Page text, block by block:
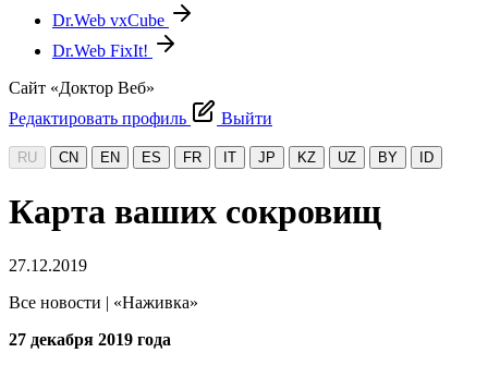
Dr.Web vxCube
Dr.Web FixIt!
Сайт «Доктор Веб»
Редактировать профиль
Выйти
RU CN EN ES FR IT JP KZ UZ BY ID
Карта ваших сокровищ
27.12.2019
Все новости | «Наживка»
27 декабря 2019 года